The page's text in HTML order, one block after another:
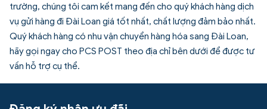
trường, chúng tôi cam kết mang đến cho quý khách hàng dịch
vụ gửi hàng đi Đài Loan giá tốt nhất, chất lượng đảm bảo nhất.
Quý khách hàng có nhu vận chuyển hàng hóa sang Đài Loan,
hãy gọi ngay cho PCS POST theo địa chỉ bên dưới để được tư
vấn hỗ trợ cụ thể.